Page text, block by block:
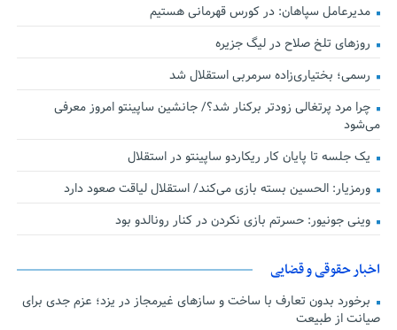
مدیرعامل سپاهان: در کورس قهرمانی هستیم
روزهای تلخ صلاح در لیگ جزیره
رسمی؛ بختیاری‌زاده سرمربی استقلال شد
چرا مرد پرتغالی زودتر برکنار شد؟/ جانشین ساپینتو امروز معرفی
می‌شود
یک جلسه تا پایان کار ریکاردو ساپینتو در استقلال
ورمزیار: الحسین بسته بازی می‌کند/ استقلال لیاقت صعود دارد
وینی جونیور: حسرتم بازی نکردن در کنار رونالدو بود
اخبار حقوقی و قضایی
برخورد بدون تعارف با ساخت‌ و سازهای غیرمجاز در یزد؛ عزم جدی برای
صیانت از طبیعت